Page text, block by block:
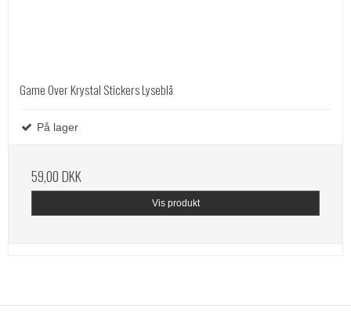
Game Over Krystal Stickers Lyseblå
På lager
59,00 DKK
Vis produkt